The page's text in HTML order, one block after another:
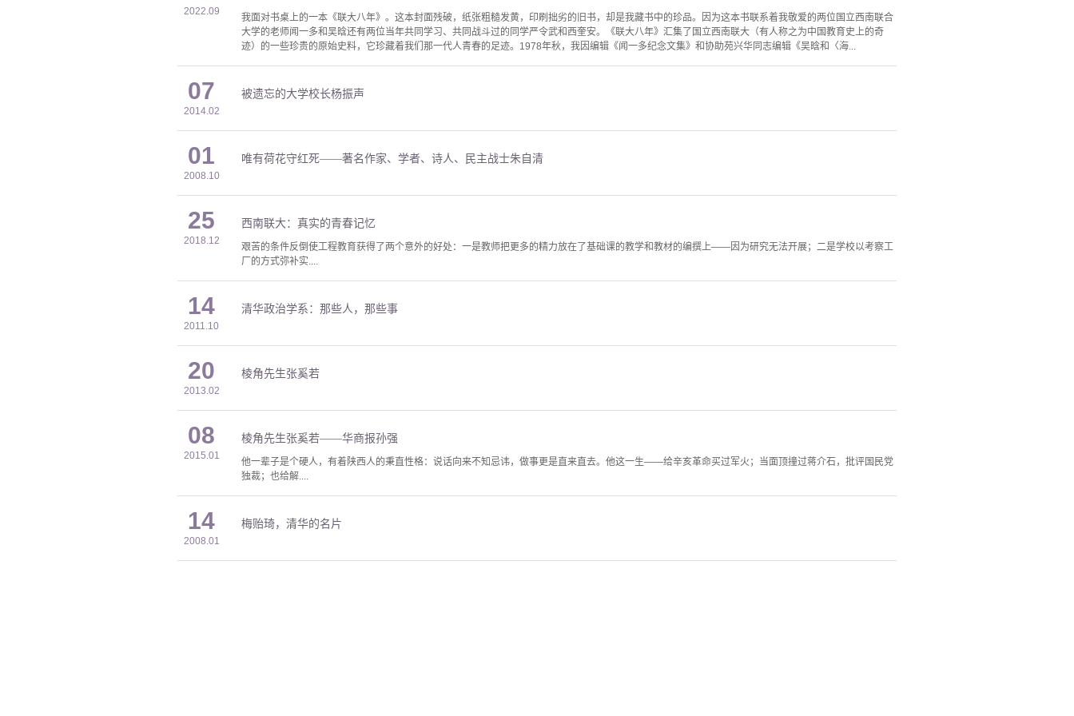
2022.09
我面对书桌上的一本《联大八年》。这本封面残破，纸张粗糙发黄，印刷拙劣的旧书，却是我藏书中的珍品。因为这本书联系着我敬爱的两位国立西南联合
大学的老师闻一多和吴晗还有两位当年共同学习、共同战斗过的同学严令武和西奎安。《联大八年》汇集了国立西南联大（有人称之为中国教育史上的奇
迹）的一些珍贵的原始史料，它珍藏着我们那一代人青春的足迹。1978年秋，我因编辑《闻一多纪念文集》和协助苑兴华同志编辑《吴晗和〈海...
07
2014.02
被遗忘的大学校长杨振声
01
2008.10
唯有荷花守红死——著名作家、学者、诗人、民主战士朱自清
25
2018.12
西南联大：真实的青春记忆
艰苦的条件反倒使工程教育获得了两个意外的好处：一是教师把更多的精力放在了基础课的教学和教材的编撰上——因为研究无法开展；二是学校以考察工
厂的方式弥补实....
14
2011.10
清华政治学系：那些人，那些事
20
2013.02
棱角先生张奚若
08
2015.01
棱角先生张奚若——华商报孙强
他一辈子是个硬人，有着陕西人的秉直性格：说话向来不知忌讳，做事更是直来直去。他这一生——给辛亥革命买过军火；当面顶撞过蒋介石，批评国民党
独裁；也给解....
14
2008.01
梅贻琦，清华的名片